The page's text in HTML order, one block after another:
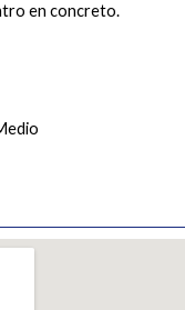
en concreto.